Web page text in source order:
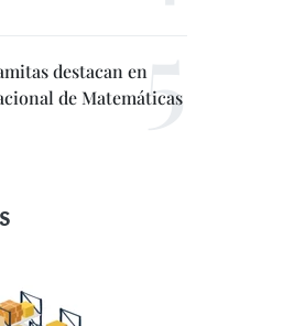
destacan en
de Matemáticas